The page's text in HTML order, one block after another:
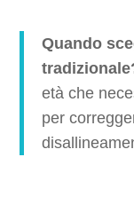
Quando
età che
per